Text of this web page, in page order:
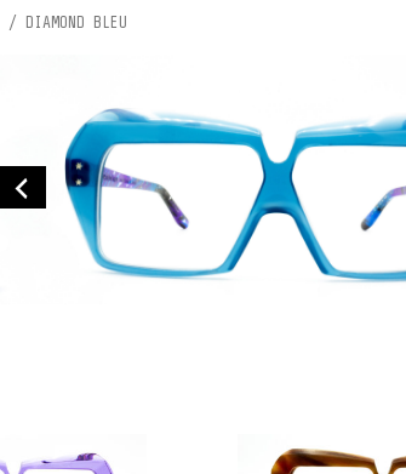
/ DIAMOND BLEU